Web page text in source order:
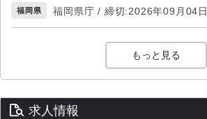
福岡県 福岡県庁 / 締切:2026年09月04日
もっと見る
求人情報